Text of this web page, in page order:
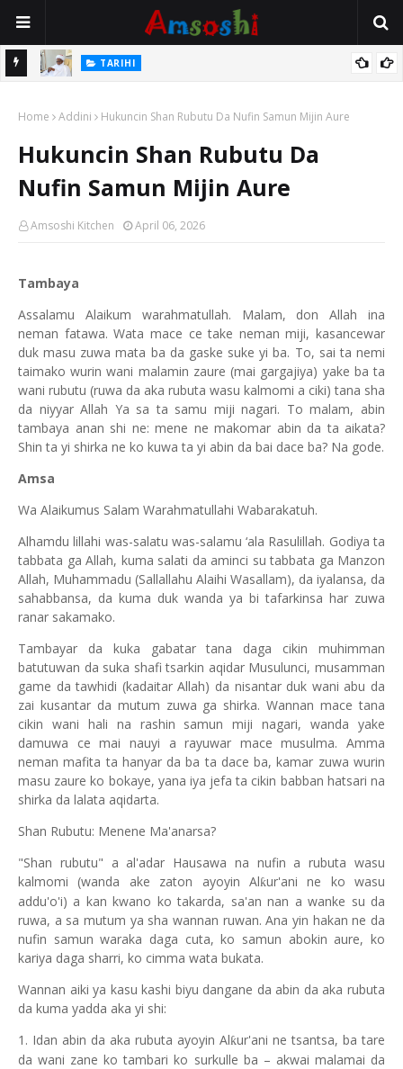
Mata TARIHI
Hassan
Home Addini Hukuncin Shan Rubutu Da Nufin Samun Mijin Aure
Hukuncin Shan Rubutu Da
Nufin Samun Mijin Aure
Amsoshi Kitchen April 06, 2026
Tambaya
Assalamu Alaikum warahmatullah. Malam, don Allah ina
neman fatawa. Wata mace ce take neman miji, kasancewar
duk masu zuwa mata ba da gaske suke yi ba. To, sai ta nemi
taimako wurin wani malamin zaure (mai gargajiya) yake ba ta
wani rubutu (ruwa da aka rubuta wasu kalmomi a ciki) tana sha
da niyyar Allah Ya sa ta samu miji nagari. To malam, abin
tambaya anan shi ne: mene ne makomar abin da ta aikata?
Shin ta yi shirka ne ko kuwa ta yi abin da bai dace ba? Na gode.
Amsa
Wa Alaikumus Salam Warahmatullahi Wabarakatuh.
Alhamdu lillahi was-salatu was-salamu ‘ala Rasulillah. Godiya ta
tabbata ga Allah, kuma salati da aminci su tabbata ga Manzon
Allah, Muhammadu (Sallallahu Alaihi Wasallam), da iyalansa, da
sahabbansa, da kuma duk wanda ya bi tafarkinsa har zuwa
ranar sakamako.
Tambayar da kuka gabatar tana daga cikin muhimman
batutuwan da suka shafi tsarkin aqidar Musulunci, musamman
game da tawhidi (kadaitar Allah) da nisantar duk wani abu da
zai kusantar da mutum zuwa ga shirka. Wannan mace tana
cikin wani hali na rashin samun miji nagari, wanda yake
damuwa ce mai nauyi a rayuwar mace musulma. Amma
neman mafita ta hanyar da ba ta dace ba, kamar zuwa wurin
masu zaure ko bokaye, yana iya jefa ta cikin babban hatsari na
shirka da lalata aqidarta.
Shan Rubutu: Menene Ma'anarsa?
"Shan rubutu" a al'adar Hausawa na nufin a rubuta wasu
kalmomi (wanda ake zaton ayoyin Alƙur'ani ne ko wasu
addu'o'i) a kan kwano ko takarda, sa'an nan a wanke su da
ruwa, a sa mutum ya sha wannan ruwan. Ana yin hakan ne da
nufin samun waraka daga cuta, ko samun abokin aure, ko
kariya daga sharri, ko cimma wata bukata.
Wannan aiki ya kasu kashi biyu dangane da abin da aka rubuta
da kuma yadda aka yi shi:
1. Idan abin da aka rubuta ayoyin Alƙur'ani ne tsantsa, ba tare
da wani zane ko tambari ko surkulle ba – akwai malamai da